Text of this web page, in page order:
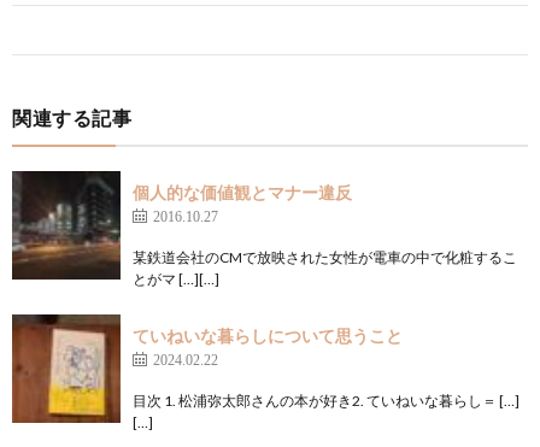
関連する記事
個人的な価値観とマナー違反
2016.10.27
某鉄道会社のCMで放映された女性が電車の中で化粧するこ
とがマ […][…]
ていねいな暮らしについて思うこと
2024.02.22
目次 1. 松浦弥太郎さんの本が好き2. ていねいな暮らし＝ […]
[…]